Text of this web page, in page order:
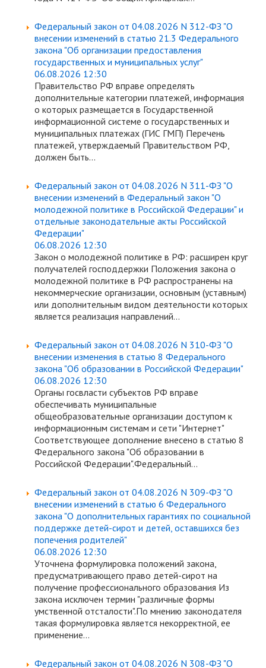
Федеральный закон от 04.08.2026 N 312-ФЗ "О
внесении изменений в статью 21.3 Федерального
закона "Об организации предоставления
государственных и муниципальных услуг"
06.08.2026 12:30
Правительство РФ вправе определять
дополнительные категории платежей, информация
о которых размещается в Государственной
информационной системе о государственных и
муниципальных платежах (ГИС ГМП) Перечень
платежей, утверждаемый Правительством РФ,
должен быть...
Федеральный закон от 04.08.2026 N 311-ФЗ "О
внесении изменений в Федеральный закон "О
молодежной политике в Российской Федерации" и
отдельные законодательные акты Российской
Федерации"
06.08.2026 12:30
Закон о молодежной политике в РФ: расширен круг
получателей господдержки Положения закона о
молодежной политике в РФ распространены на
некоммерческие организации, основным (уставным)
или дополнительным видом деятельности которых
является реализация направлений...
Федеральный закон от 04.08.2026 N 310-ФЗ "О
внесении изменения в статью 8 Федерального
закона "Об образовании в Российской Федерации"
06.08.2026 12:30
Органы госвласти субъектов РФ вправе
обеспечивать муниципальные
общеобразовательные организации доступом к
информационным системам и сети "Интернет"
Соответствующее дополнение внесено в статью 8
Федерального закона "Об образовании в
Российской Федерации".Федеральный...
Федеральный закон от 04.08.2026 N 309-ФЗ "О
внесении изменений в статью 6 Федерального
закона "О дополнительных гарантиях по социальной
поддержке детей-сирот и детей, оставшихся без
попечения родителей"
06.08.2026 12:30
Уточнена формулировка положений закона,
предусматривающего право детей-сирот на
получение профессионального образования Из
закона исключен термин "различные формы
умственной отсталости".По мнению законодателя
такая формулировка является некорректной, ее
применение...
Федеральный закон от 04.08.2026 N 308-ФЗ "О